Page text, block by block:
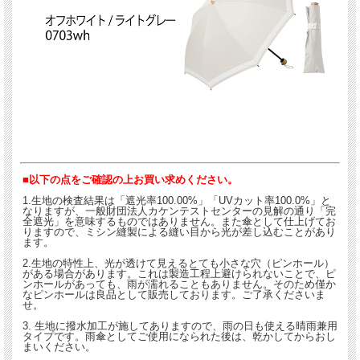
■以下の点をご確認の上お買い求めください。
1.生地の検査結果は「遮光率100.00%」「UVカット率100.0%」と
なりますが、一般財団法人カケンテストセンターの見解の通り「完
全遮光」を意味するものではありません。また傘として仕上げてお
りますので、ミシン縫製による縫い目から光が差し込むことがあり
ます。
2.生地の特性上、光が透けて見えるとても小さな穴（ピンホール）
がある場合があります。これは製造工程上避けられないことで、ピ
ンホールがあっても、雨が濡れることもありません。そのため僅か
なピンホールは良品として販売しております。ご了承くださいま
せ。
3. 生地に撥水加工が施してありますので、雨の日も使える晴雨兼用
タイプです。雨傘としてご使用になられた後は、乾かしてからおし
まいください。